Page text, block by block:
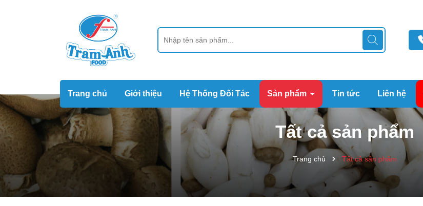
Trang chủ Giới thiệu Hệ Thống Đối Tác Sản phẩm Tin tức Liên hệ
Tất cả sản phẩm
Trang chủ Tất cả sản phẩm
Mã giảm giá: